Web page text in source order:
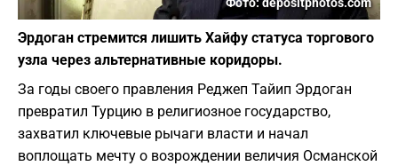
Эрдоган стремится лишить Хайфу статуса торгового
узла через альтернативные коридоры.
За годы своего правления Реджеп Тайип Эрдоган
превратил Турцию в религиозное государство,
захватил ключевые рычаги власти и начал
воплощать мечту о возрождении величия Османской